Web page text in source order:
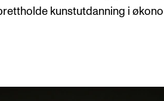
kunstutdanning i